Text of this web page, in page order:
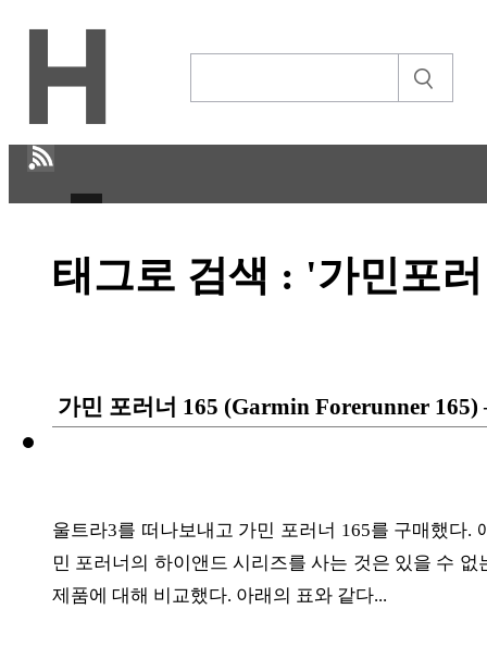
CULTURE
STORY
태그로 검색 : '가민포
가민 포러너 165 (Garmin Forerunner
울트라3를 떠나보내고 가민 포러너 165를 구매했다.
민 포러너의 하이앤드 시리즈를 사는 것은 있을 수
제품에 대해 비교했다. 아래의 표와 같다...